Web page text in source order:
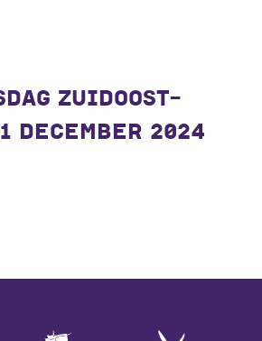
ZUIDOOST-
DECEMBER 2024